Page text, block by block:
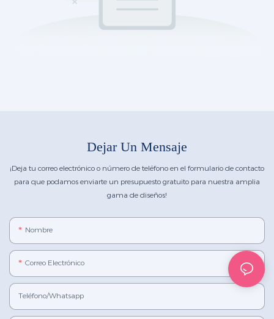
Dejar Un Mensaje
¡Deja tu correo electrónico o número de teléfono en el formulario de contacto
para que podamos enviarte un presupuesto gratuito para nuestra amplia
gama de diseños!
Nombre
Correo Electrónico
Teléfono/whatsapp